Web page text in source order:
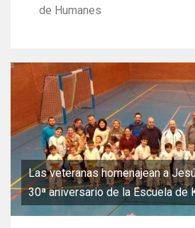
de Humanes
Las veteranas homenajean a
30ª aniversario de la Escuela de